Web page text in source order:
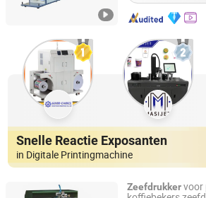
Snelle Reactie Exposanten
in Digitale Printingmachine
Zeefdrukkervoor